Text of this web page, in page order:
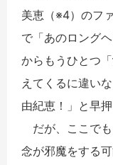
美恵（※4）のフ
で「あのロング
からもうひとつ
えてくるに違い
由紀恵！」と早
だが、ここで
念が邪魔をする